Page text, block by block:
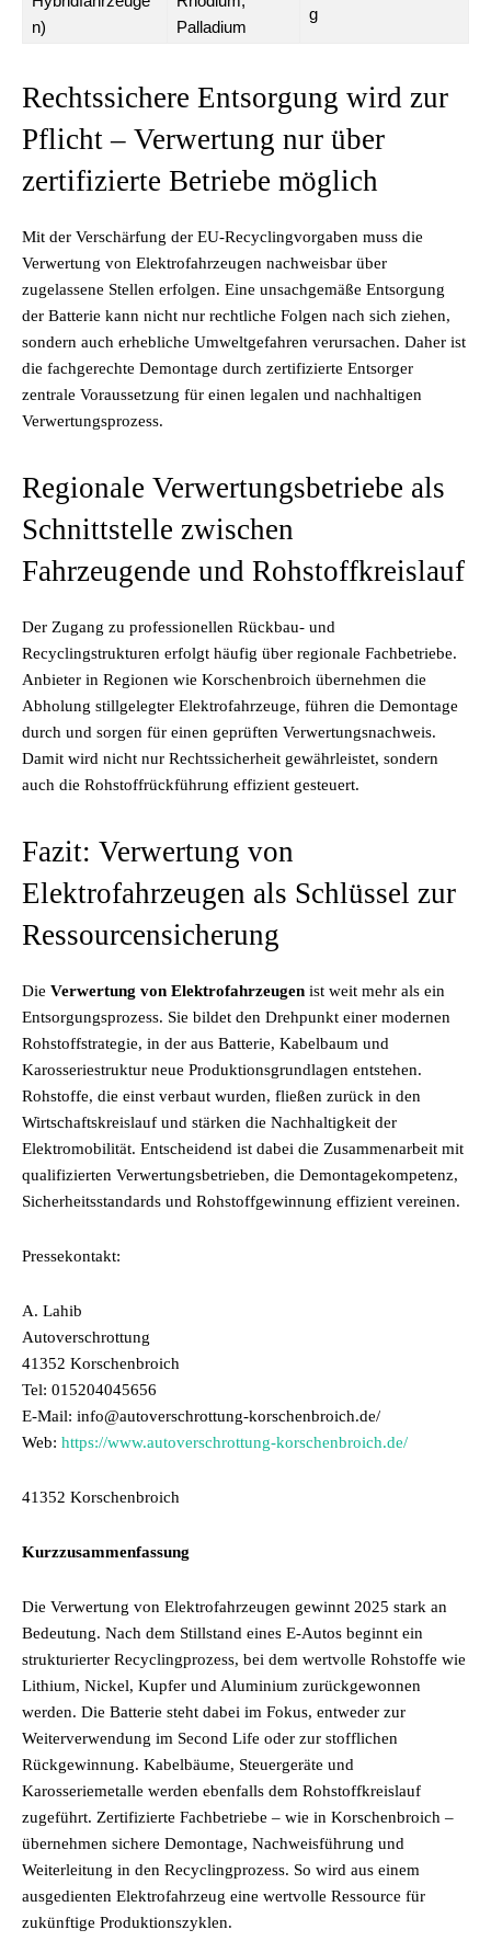
n)
Palladium
g
Rechtssichere Entsorgung wird zur
Pflicht – Verwertung nur über
zertifizierte Betriebe möglich
Mit der Verschärfung der EU-Recyclingvorgaben muss die
Verwertung von Elektrofahrzeugen nachweisbar über
zugelassene Stellen erfolgen. Eine unsachgemäße Entsorgung
der Batterie kann nicht nur rechtliche Folgen nach sich ziehen,
sondern auch erhebliche Umweltgefahren verursachen. Daher ist
die fachgerechte Demontage durch zertifizierte Entsorger
zentrale Voraussetzung für einen legalen und nachhaltigen
Verwertungsprozess.
Regionale Verwertungsbetriebe als
Schnittstelle zwischen
Fahrzeugende und Rohstoffkreislauf
Der Zugang zu professionellen Rückbau- und
Recyclingstrukturen erfolgt häufig über regionale Fachbetriebe.
Anbieter in Regionen wie Korschenbroich übernehmen die
Abholung stillgelegter Elektrofahrzeuge, führen die Demontage
durch und sorgen für einen geprüften Verwertungsnachweis.
Damit wird nicht nur Rechtssicherheit gewährleistet, sondern
auch die Rohstoffrückführung effizient gesteuert.
Fazit: Verwertung von
Elektrofahrzeugen als Schlüssel zur
Ressourcensicherung
Die Verwertung von Elektrofahrzeugen ist weit mehr als ein
Entsorgungsprozess. Sie bildet den Drehpunkt einer modernen
Rohstoffstrategie, in der aus Batterie, Kabelbaum und
Karosseriestruktur neue Produktionsgrundlagen entstehen.
Rohstoffe, die einst verbaut wurden, fließen zurück in den
Wirtschaftskreislauf und stärken die Nachhaltigkeit der
Elektromobilität. Entscheidend ist dabei die Zusammenarbeit mit
qualifizierten Verwertungsbetrieben, die Demontagekompetenz,
Sicherheitsstandards und Rohstoffgewinnung effizient vereinen.
Pressekontakt:
A. Lahib
Autoverschrottung
41352 Korschenbroich
Tel: 015204045656
E-Mail: info@autoverschrottung-korschenbroich.de/
Web: https://www.autoverschrottung-korschenbroich.de/
41352 Korschenbroich
Kurzzusammenfassung
Die Verwertung von Elektrofahrzeugen gewinnt 2025 stark an
Bedeutung. Nach dem Stillstand eines E-Autos beginnt ein
strukturierter Recyclingprozess, bei dem wertvolle Rohstoffe wie
Lithium, Nickel, Kupfer und Aluminium zurückgewonnen
werden. Die Batterie steht dabei im Fokus, entweder zur
Weiterverwendung im Second Life oder zur stofflichen
Rückgewinnung. Kabelbäume, Steuergeräte und
Karosseriemetalle werden ebenfalls dem Rohstoffkreislauf
zugeführt. Zertifizierte Fachbetriebe – wie in Korschenbroich –
übernehmen sichere Demontage, Nachweisführung und
Weiterleitung in den Recyclingprozess. So wird aus einem
ausgedienten Elektrofahrzeug eine wertvolle Ressource für
zukünftige Produktionszyklen.